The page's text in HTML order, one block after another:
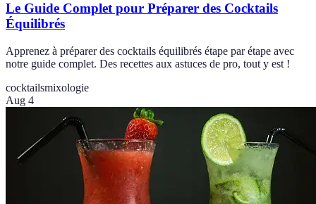
Le Guide Complet pour Préparer des Cocktails
Équilibrés
Apprenez à préparer des cocktails équilibrés étape par étape avec
notre guide complet. Des recettes aux astuces de pro, tout y est !
cocktailsmixologie
Aug 4